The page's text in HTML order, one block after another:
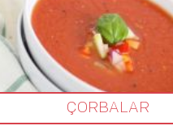
ÇORBALAR